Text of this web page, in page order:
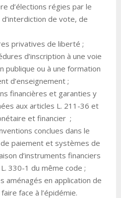
d’élections régies par le
de vote, de
privatives de liberté ;
d’inscription à une voie
publique ou à une formation
d’enseignement ;
financières et garanties y
aux articles L. 211-36 et
et financier ;
conclues dans le
paiement et systèmes de
d’instruments financiers
330-1 du même code ;
aménagés en application de
face à l’épidémie.